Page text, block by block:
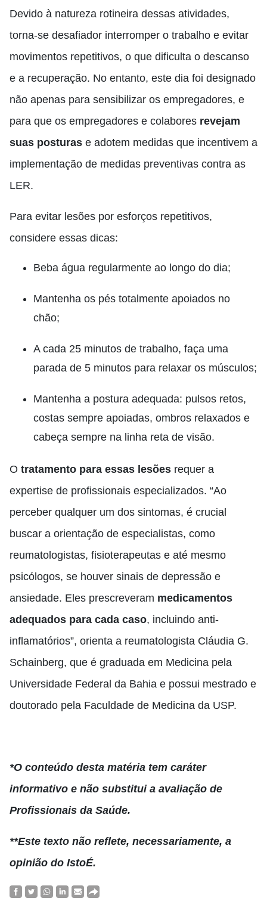
Devido à natureza rotineira dessas atividades,
torna-se desafiador interromper o trabalho e evitar
movimentos repetitivos, o que dificulta o descanso
e a recuperação. No entanto, este dia foi designado
não apenas para sensibilizar os empregadores, e
para que os empregadores e colabores revejam
suas posturas e adotem medidas que incentivem a
implementação de medidas preventivas contra as
LER.
Para evitar lesões por esforços repetitivos,
considere essas dicas:
Beba água regularmente ao longo do dia;
Mantenha os pés totalmente apoiados no
chão;
A cada 25 minutos de trabalho, faça uma
parada de 5 minutos para relaxar os músculos;
Mantenha a postura adequada: pulsos retos,
costas sempre apoiadas, ombros relaxados e
cabeça sempre na linha reta de visão.
O tratamento para essas lesões requer a
expertise de profissionais especializados. “Ao
perceber qualquer um dos sintomas, é crucial
buscar a orientação de especialistas, como
reumatologistas, fisioterapeutas e até mesmo
psicólogos, se houver sinais de depressão e
ansiedade. Eles prescreveram medicamentos
adequados para cada caso, incluindo anti-
inflamatórios”, orienta a reumatologista Cláudia G.
Schainberg, que é graduada em Medicina pela
Universidade Federal da Bahia e possui mestrado e
doutorado pela Faculdade de Medicina da USP.
*O conteúdo desta matéria tem caráter
informativo e não substitui a avaliação de
Profissionais da Saúde.
**Este texto não reflete, necessariamente, a
opinião do IstoÉ.